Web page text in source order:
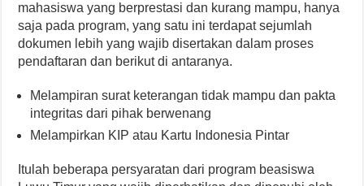
mahasiswa yang berprestasi dan kurang mampu, hanya
saja pada program, yang satu ini terdapat sejumlah
dokumen lebih yang wajib disertakan dalam proses
pendaftaran dan berikut di antaranya.
Melampiran surat keterangan tidak mampu dan pakta
integritas dari pihak berwenang
Melampirkan KIP atau Kartu Indonesia Pintar
Itulah beberapa persyaratan dari program beasiswa